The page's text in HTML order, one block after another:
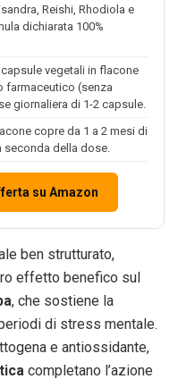
Reishi, Rhodiola e
dichiarata 100%
capsule vegetali in flacone
farmaceutico (senza
giornaliera di 1-2 capsule.
copre da 1 a 2 mesi di
seconda della dose.
su Amazon
ben strutturato,
effetto benefico sul
, che sostiene la
di stress mentale.
e antiossidante,
completano l’azione